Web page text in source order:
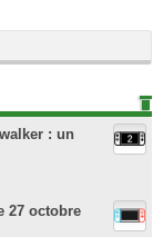
: un
27 octobre